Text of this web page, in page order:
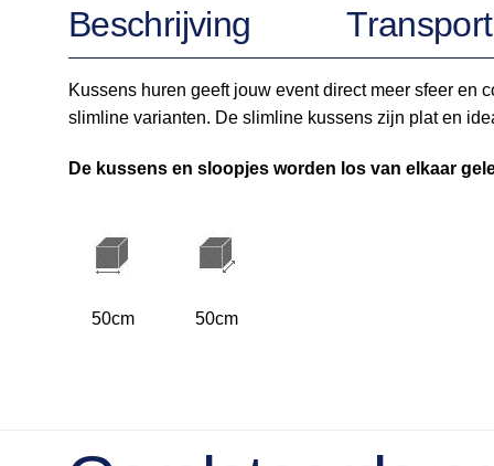
Beschrijving Transport
Kussens huren geeft jouw event direct meer sfeer en
slimline varianten. De slimline kussens zijn plat en
De kussens en sloopjes worden los van elkaar
50cm 50cm